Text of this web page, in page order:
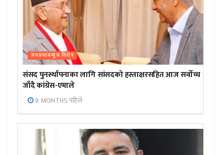
जनप्रभाबन्युज विशेष
संसद पुनर्स्थापनाका लागि सांसदको हस्ताक्षरसहित आज सर्वोच्च
जाँदै कांग्रेस-एमाले
8 MONTHS पहिले